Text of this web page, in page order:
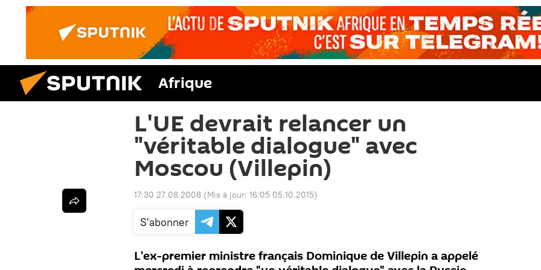
Afrique
L'UE devrait relancer un
"véritable dialogue" avec
Moscou (Villepin)
17:30 27.08.2008 (Mis à jour: 16:05 05.10.2015)
S'abonner
L'ex-premier ministre français Dominique de Villepin a appelé